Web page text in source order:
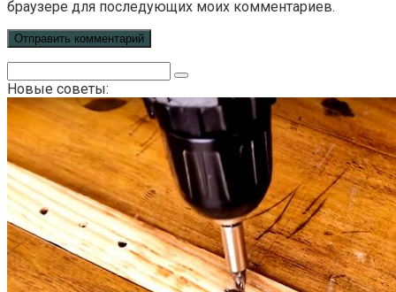
браузере для последующих моих комментариев.
Новые советы: